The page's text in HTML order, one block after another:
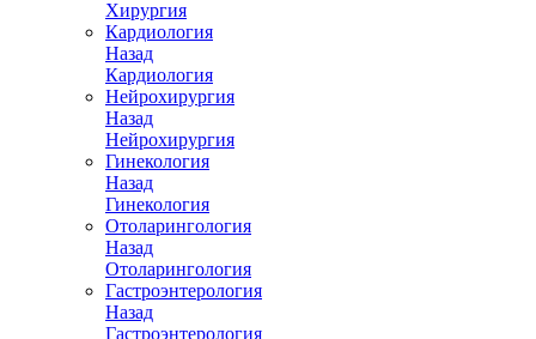
Хирургия
Кардиология
Назад
Кардиология
Нейрохирургия
Назад
Нейрохирургия
Гинекология
Назад
Гинекология
Отоларингология
Назад
Отоларингология
Гастроэнтерология
Назад
Гастроэнтерология